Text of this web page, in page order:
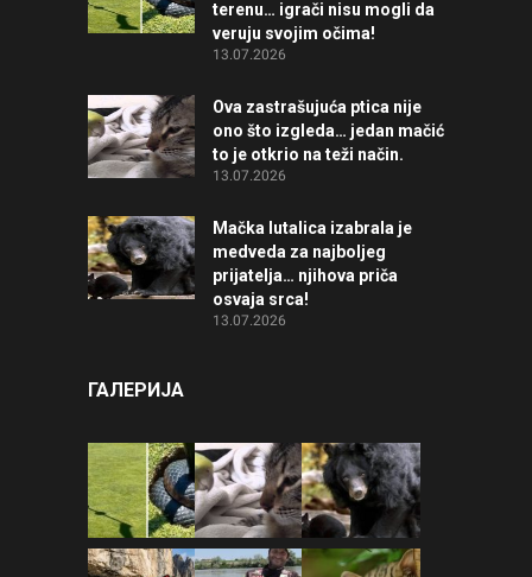
terenu… igrači nisu mogli da
veruju svojim očima!
13.07.2026
Ova zastrašujuća ptica nije
ono što izgleda… jedan mačić
to je otkrio na teži način.
13.07.2026
Mačka lutalica izabrala je
medveda za najboljeg
prijatelja… njihova priča
osvaja srca!
13.07.2026
ГАЛЕРИЈА